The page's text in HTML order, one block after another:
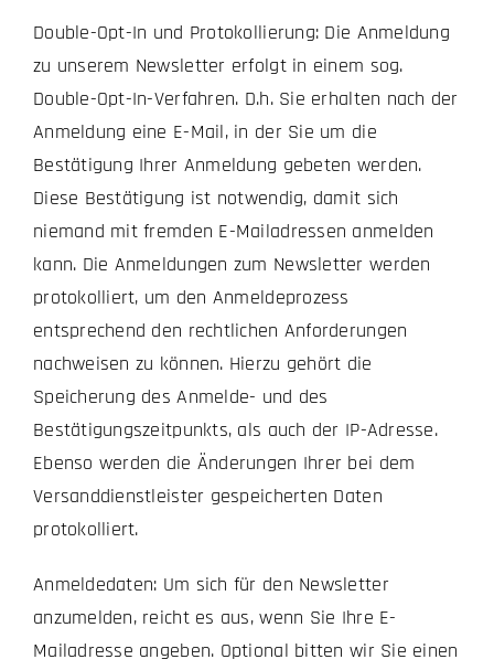
Double-Opt-In und Protokollierung: Die Anmeldung
zu unserem Newsletter erfolgt in einem sog.
Double-Opt-In-Verfahren. D.h. Sie erhalten nach der
Anmeldung eine E-Mail, in der Sie um die
Bestätigung Ihrer Anmeldung gebeten werden.
Diese Bestätigung ist notwendig, damit sich
niemand mit fremden E-Mailadressen anmelden
kann. Die Anmeldungen zum Newsletter werden
protokolliert, um den Anmeldeprozess
entsprechend den rechtlichen Anforderungen
nachweisen zu können. Hierzu gehört die
Speicherung des Anmelde- und des
Bestätigungszeitpunkts, als auch der IP-Adresse.
Ebenso werden die Änderungen Ihrer bei dem
Versanddienstleister gespeicherten Daten
protokolliert.
Anmeldedaten: Um sich für den Newsletter
anzumelden, reicht es aus, wenn Sie Ihre E-
Mailadresse angeben. Optional bitten wir Sie einen